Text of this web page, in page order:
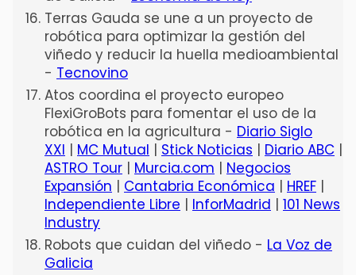
Terras Gauda se une a un proyecto de
robótica para optimizar la gestión del
viñedo y reducir la huella medioambiental
- Tecnovino
Atos coordina el proyecto europeo
FlexiGroBots para fomentar el uso de la
robótica en la agricultura - Diario Siglo
XXI | MC Mutual | Stick Noticias | Diario ABC |
ASTRO Tour | Murcia.com | Negocios
Expansión | Cantabria Económica | HREF |
Independiente Libre | InforMadrid | 101 News
Industry
Robots que cuidan del viñedo - La Voz de
Galicia